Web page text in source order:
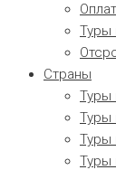
Туры
Страны
Туры
Туры
Туры
Туры